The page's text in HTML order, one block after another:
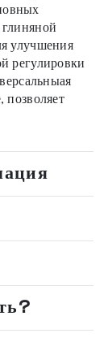
улучшения
регулировки
позволяет